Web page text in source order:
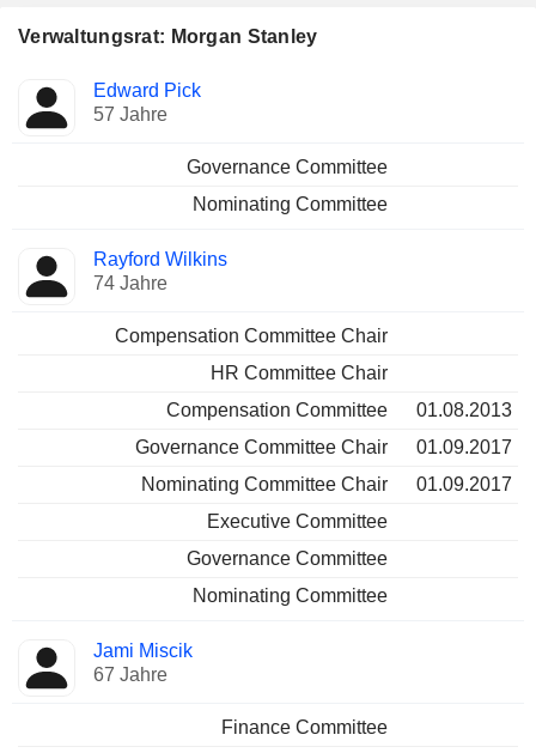
Verwaltungsrat: Morgan Stanley
Verwaltungsratsmitglied
Edward Pick
57 Jahre
Governance Committee
Nominating Committee
Rayford Wilkins
74 Jahre
Compensation Committee Chair
HR Committee Chair
Compensation Committee
01.08.2013
Governance Committee Chair
01.09.2017
Nominating Committee Chair
01.09.2017
Executive Committee
Governance Committee
Nominating Committee
Jami Miscik
67 Jahre
Finance Committee